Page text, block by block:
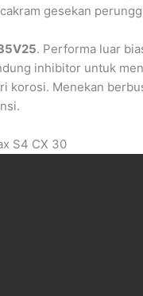
gesekan
. Performa luar
inhibitor untuk
korosi. Menekan
S4 CX 30